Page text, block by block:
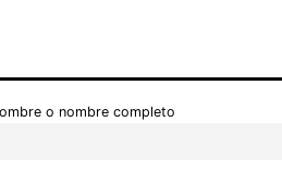
o nombre completo